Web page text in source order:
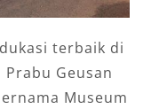
terbaik di
Geusan
Museum